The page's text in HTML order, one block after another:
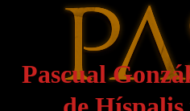
Pascual